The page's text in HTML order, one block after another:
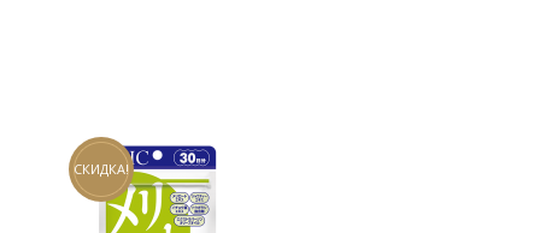
СКИДКА!